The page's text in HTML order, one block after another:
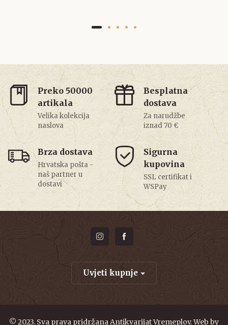
Preko 50000
artikala
Velika kolekcija
naslova
Besplatna
dostava
Za narudžbe
iznad 70 €
Brza dostava
Hrvatska pošta -
naš partner u
dostavi
Sigurna
kupovina
SSL certifikat i
WSPay
Uvjeti kupnje
© 2023. Sva prava pridržana Antikvarijat Vremeplov. Web by